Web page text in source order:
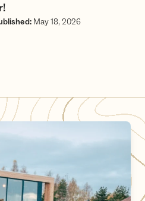
: May 18, 2026
kajakkutleie